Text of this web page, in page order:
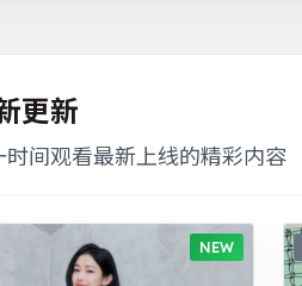
更新
时间观看最新上线的精彩内容
NEW